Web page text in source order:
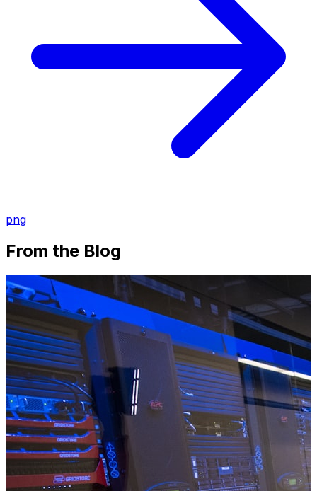
png
From the Blog